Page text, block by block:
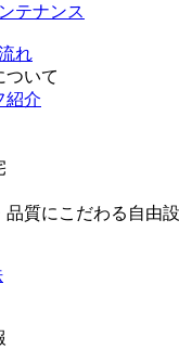
テナンス
れ
ついて
紹介
品質にこだわる自由